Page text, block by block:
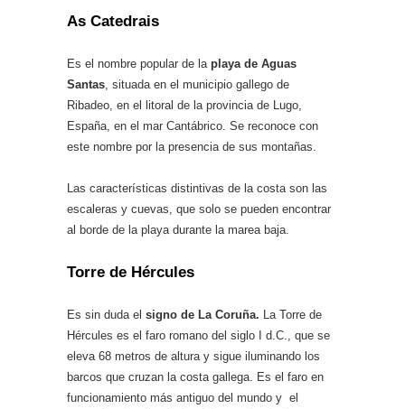
As Catedrais
Es el nombre popular de la playa de Aguas
Santas , situada en el municipio gallego de
Ribadeo, en el litoral de la provincia de Lugo,
España, en el mar Cantábrico. Se reconoce con
este nombre por la presencia de sus montañas.
Las características distintivas de la costa son las
escaleras y cuevas, que solo se pueden encontrar
al borde de la playa durante la marea baja.
Torre de Hércules
Es sin duda el signo de La Coruña. La Torre de
Hércules es el faro romano del siglo I d.C., que se
eleva 68 metros de altura y sigue iluminando los
barcos que cruzan la costa gallega. Es el faro en
funcionamiento más antiguo del mundo y el